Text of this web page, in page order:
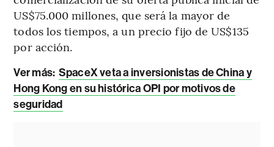
US$75.000 millones, que será la mayor de
todos los tiempos, a un precio fijo de US$135
por acción.
Ver más: SpaceX veta a inversionistas de China y
Hong Kong en su histórica OPI por motivos de
seguridad